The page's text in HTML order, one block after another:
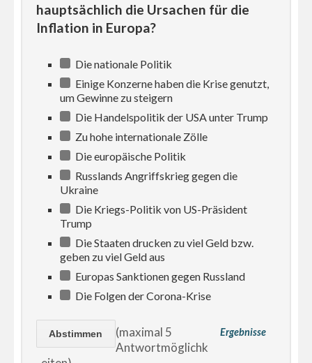
hauptsächlich die Ursachen für die
Inflation in Europa?
Die nationale Politik
Einige Konzerne haben die Krise genutzt,
um Gewinne zu steigern
Die Handelspolitik der USA unter Trump
Zu hohe internationale Zölle
Die europäische Politik
Russlands Angriffskrieg gegen die
Ukraine
Die Kriegs-Politik von US-Präsident
Trump
Die Staaten drucken zu viel Geld bzw.
geben zu viel Geld aus
Europas Sanktionen gegen Russland
Die Folgen der Corona-Krise
Ergebnisse
(maximal 5
Antwortmöglichk